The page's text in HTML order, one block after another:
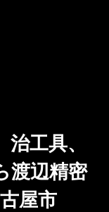
工具、
渡辺精密
屋市